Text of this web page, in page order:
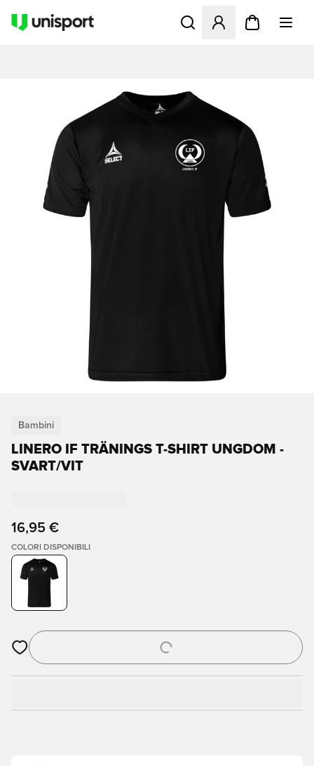
Apre una finestra modale
Bambini
LINERO IF TRÄNINGS T-SHIRT UNGDOM -
SVART/VIT
16,95 €
COLORI DISPONIBILI
Apre una finestra modale per accedere o registrarsi come